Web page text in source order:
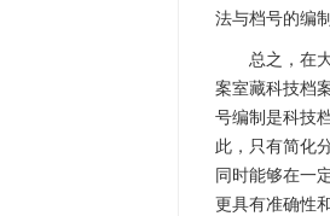
法与档号的编
总之，在
案室藏科技档
号编制是科技
此，只有简化
同时能够在一
更具有准确性